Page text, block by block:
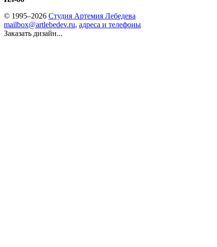
© 1995–2026 Студия Артемия Лебедева
mailbox@artlebedev.ru, адреса и телефоны
Заказать дизайн...